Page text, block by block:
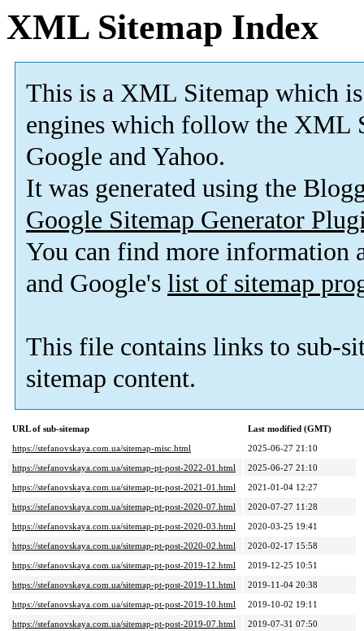
XML Sitemap Index
This is a XML Sitemap which is
engines which follow the XML
Google and Yahoo.
It was generated using the
Google Sitemap Generator
You can find more information
and Google's list of sitemap
This file contains links to sub-
sitemap content.
URL of sub-sitemap
Last modified (GMT)
https://stefanovskaya.com.ua/sitemap-misc.html
2025-06-27 21:10
https://stefanovskaya.com.ua/sitemap-pt-post-2022-01.html
2025-06-27 21:10
https://stefanovskaya.com.ua/sitemap-pt-post-2021-01.html
2021-01-04 12:27
https://stefanovskaya.com.ua/sitemap-pt-post-2020-07.html
2020-07-27 11:28
https://stefanovskaya.com.ua/sitemap-pt-post-2020-03.html
2020-03-25 19:41
https://stefanovskaya.com.ua/sitemap-pt-post-2020-02.html
2020-02-17 15:58
https://stefanovskaya.com.ua/sitemap-pt-post-2019-12.html
2019-12-25 10:51
https://stefanovskaya.com.ua/sitemap-pt-post-2019-11.html
2019-11-04 20:38
https://stefanovskaya.com.ua/sitemap-pt-post-2019-10.html
2019-10-02 19:11
https://stefanovskaya.com.ua/sitemap-pt-post-2019-07.html
2019-07-31 07:50